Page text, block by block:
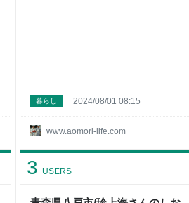
www.aomori-life.com
暮らし 2024/08/01 08:15
3 USERS